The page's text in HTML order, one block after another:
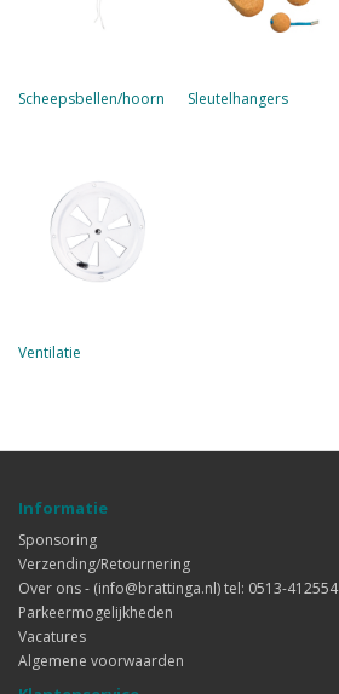
Scheepsbellen/hoorn Sleutelhangers
Ventilatie
Informatie
Sponsoring
Verzending/Retournering
Over ons - (info@brattinga.nl) tel: 0513-412554
Parkeermogelijkheden
Vacatures
Algemene voorwaarden